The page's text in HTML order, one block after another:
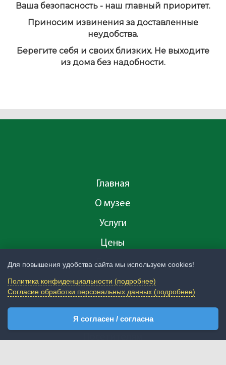
Ваша безопасность - наш главный приоритет.
Приносим извинения за доставленные
неудобства.
Берегите себя и своих близких. Не выходите
из дома без надобности.
Главная
О музее
Услуги
Цены
Билеты
Экспозиция
Новости
Для повышения удобства сайта мы используем cookies!
Политика конфиденциальности (подробнее)
Согласие обработки персональных данных (подробнее)
Я согласен / согласна